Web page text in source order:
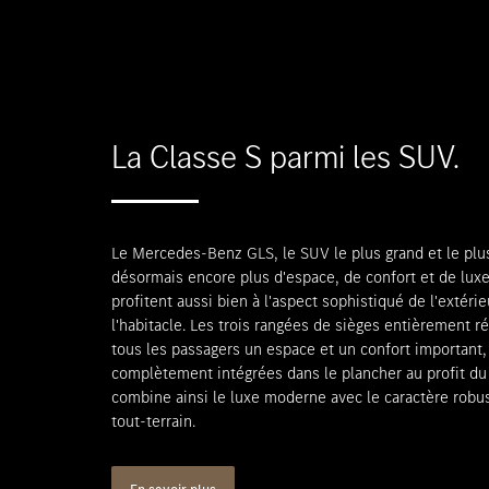
La Classe S parmi les SUV.
Le Mercedes-Benz GLS, le SUV le plus grand et le
désormais encore plus d'espace, de confort et de
profitent aussi bien à l'aspect sophistiqué de
l'habitacle. Les trois rangées de sièges entièrement
tous les passagers un espace et un confort
complètement intégrées dans le plancher au profit
combine ainsi le luxe moderne avec le caractère
tout-terrain.